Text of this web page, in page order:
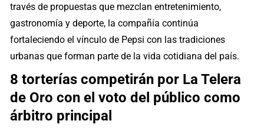
través de propuestas que mezclan entretenimiento,
gastronomía y deporte, la compañía continúa
fortaleciendo el vínculo de Pepsi con las tradiciones
urbanas que forman parte de la vida cotidiana del país.
8 torterías competirán por La Telera
de Oro con el voto del público como
árbitro principal